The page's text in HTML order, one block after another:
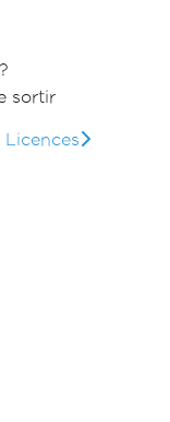
sortir
Licences